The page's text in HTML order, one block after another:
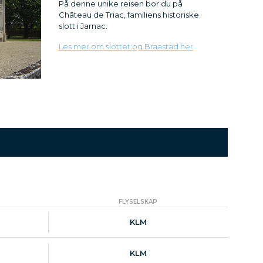
På denne unike reisen bor du på
Château de Triac, familiens historiske
slott i Jarnac.
Les mer om slottet og Braastad her
FLYSELSKAP
KLM
KLM